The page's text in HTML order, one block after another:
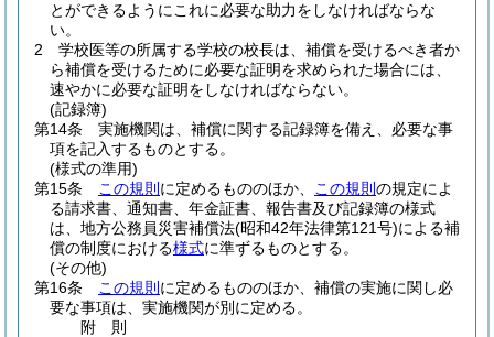
とができるようにこれに必要な助力をしなければならな
い。
2
学校医等の所属する学校の校長は、補償を受けるべき者か
ら補償を受けるために必要な証明を求められた場合には、
速やかに必要な証明をしなければならない。
(記録簿)
第14条
実施機関は、補償に関する記録簿を備え、必要な事
項を記入するものとする。
(様式の準用)
第15条
この規則 に定めるもののほか、 この規則 の規定によ
る請求書、通知書、年金証書、報告書及び記録簿の様式
は、地方公務員災害補償法(昭和42年法律第121号)による補
償の制度における様式に準ずるものとする。
(その他)
第16条
この規則 に定めるもののほか、補償の実施に関し必
要な事項は、実施機関が別に定める。
附 則